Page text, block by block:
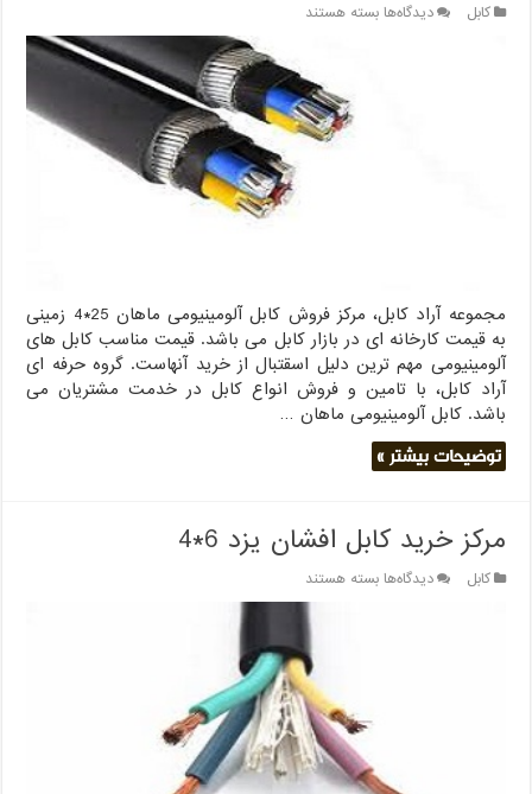
کابل دیدگاه‌هابرای
25*4
قیمت
کارخانه
بسته هستند
مجموعه آراد کابل، مرکز فروش کابل آلومینیومی ماهان 25*4 زمینی
به قیمت کارخانه ای در بازار کابل می باشد. قیمت مناسب کابل های
آلومینیومی مهم ترین دلیل اسقتبال از خرید آنهاست. گروه حرفه ای
آراد کابل، با تامین و فروش انواع کابل در خدمت مشتریان می
باشد. کابل آلومینیومی ماهان …
توضیحات بیشتر »
مرکز خرید کابل افشان یزد 6*4
کابل دیدگاه‌هابرای
بسته هستند